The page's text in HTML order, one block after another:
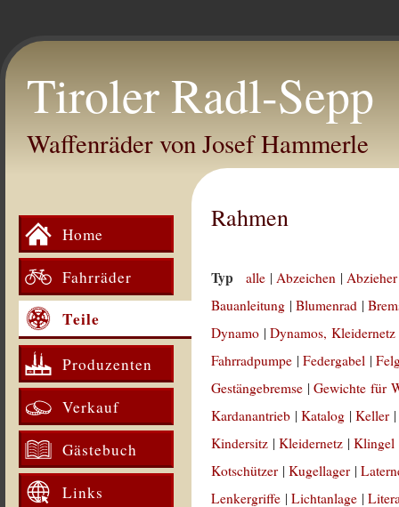
Tiroler Radl-Sepp
Waffenräder von Josef Hammerle
Home
Fahrräder
Teile
Produzenten
Verkauf
Gästebuch
Links
Rahmen
Typ alle |Abzeichen |
Bauanleitung |Blumenrad |
Dynamo |Dynamos, Kleidernetz
Fahrradpumpe |Federgabel |
Gestängebremse |Gewichte für
Kardanantrieb |Katalog |Keller
Kindersitz |Kleidernetz |Klingel
Kotschützer |Kugellager |
Lenkergriffe |Lichtanlage |